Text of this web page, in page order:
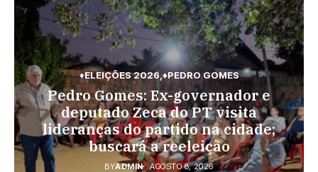
♦PEDRO GOMES ♦POLÍCIA
Pedro Gomes: URGENTE: Jovem é
morto na região do Cascalho;
polícia no local
ADMIN AGOSTO 8, 2026
♦ELEIÇÕES 2026 ♦PEDRO GOMES
Pedro Gomes: Ex-governador e
deputado Zeca do PT visita
lideranças do partido na cidade;
buscará a reeleição
BYADMIN AGOSTO 8, 2026
♦ESPORTES
Vini Jr. torna-se o brasileiro mais
bem pago; veja o top 10
BYADMIN AGOSTO 7, 2026